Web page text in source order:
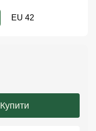
EU 42
Купити